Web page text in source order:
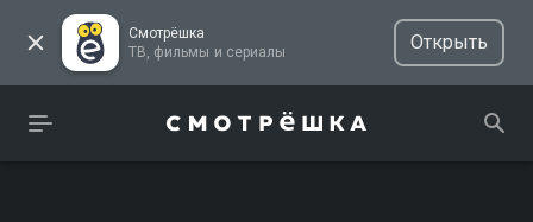
Смотрёшка
ТВ, фильмы и сериалы
Открыть